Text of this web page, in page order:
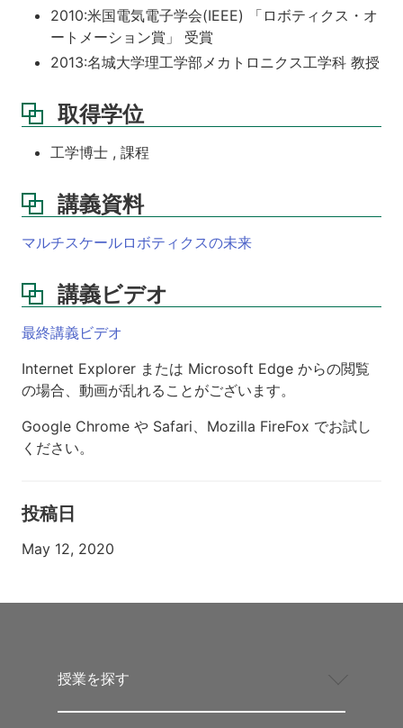
2010:米国電気電子学会(IEEE) 「ロボティクス・オ
ートメーション賞」 受賞
2013:名城大学理工学部メカトロニクス工学科 教授
取得学位
工学博士 , 課程
講義資料
マルチスケールロボティクスの未来
講義ビデオ
最終講義ビデオ
Internet Explorer または Microsoft Edge からの閲覧
の場合、動画が乱れることがございます。
Google Chrome や Safari、Mozilla FireFox でお試し
ください。
投稿日
May 12, 2020
授業を探す